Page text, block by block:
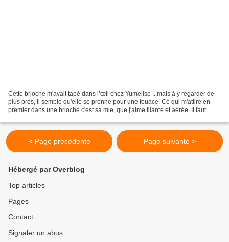
Cette brioche m'avait tapé dans l’œil chez Yumelise ...mais à y regarder de
plus près, il semble qu'elle se prenne pour une fouace. Ce qui m'attire en
premier dans une brioche c'est sa mie, que j'aime filante et aérée. Il faut
< Page précédente Page suivante >
Hébergé par Overblog
Top articles
Pages
Contact
Signaler un abus